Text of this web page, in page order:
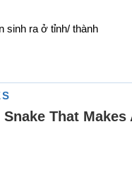
sinh ra ở tỉnh/ thành